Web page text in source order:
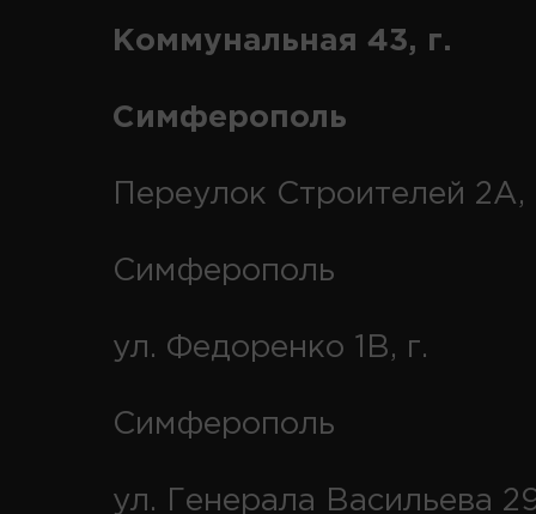
Коммунальная 43, г.
Симферополь
Переулок Строителей 2А,
Симферополь
ул. Федоренко 1В, г.
Симферополь
ул. Генерала Васильева